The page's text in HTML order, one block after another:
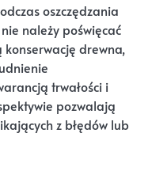
oszczędzania
należy poświęcać
drewna,
trwałości i
pozwalają
z błędów lub